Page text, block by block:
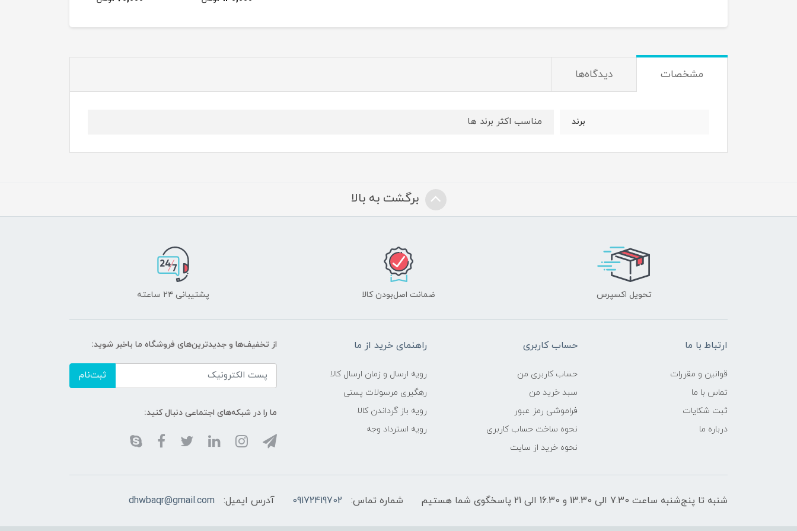
مشخصات دیدگاه‌ها
برند مناسب اکثر برند ها
برگشت به بالا
تحویل اکسپرس ضمانت اصل‌بودن کالا پشتیبانی ۲۴ ساعته
ارتباط با ما
قوانین و مقررات
تماس با ما
ثبت شکایات
درباره ما
حساب کاربری
حساب کاربری من
سبد خرید من
فراموشی رمز عبور
نحوه ساخت حساب کاربری
نحوه خرید از سایت
راهنمای خرید از ما
رویه ارسال و زمان ارسال کالا
رهگیری مرسولات پستی
رویه باز گرداندن کالا
رویه استرداد وجه
از تخفیف‌ها و جدیدترین‌های فروشگاه ما باخبر شوید:
ثبت‌نام
ما را در شبکه‌های اجتماعی دنبال کنید:
شنبه تا پنج‌شنبه ساعت 7.30 الی 13.30 و 16.30 الی 21 پاسخگوی شما هستیم شماره تماس: 09172419702 آدرس ایمیل: dhwbaqr@gmail.com